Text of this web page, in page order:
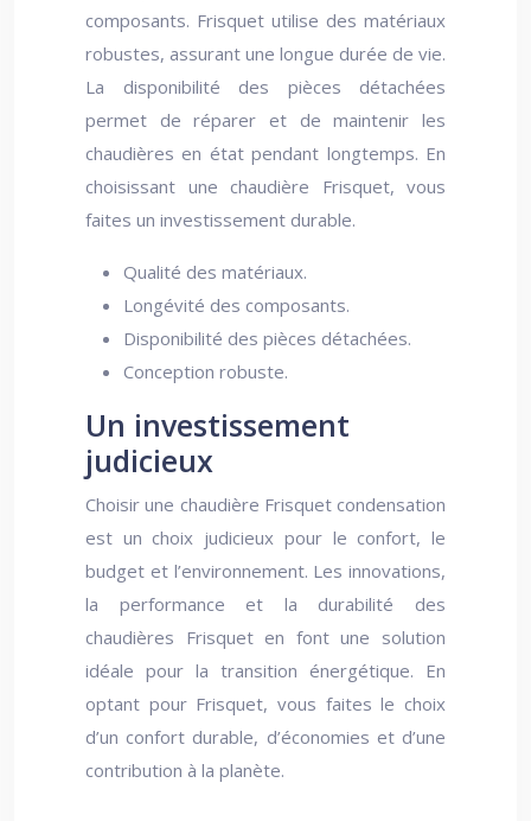
composants. Frisquet utilise des matériaux
robustes, assurant une longue durée de vie.
La disponibilité des pièces détachées
permet de réparer et de maintenir les
chaudières en état pendant longtemps. En
choisissant une chaudière Frisquet, vous
faites un investissement durable.
Qualité des matériaux.
Longévité des composants.
Disponibilité des pièces détachées.
Conception robuste.
Un investissement
judicieux
Choisir une chaudière Frisquet condensation
est un choix judicieux pour le confort, le
budget et l’environnement. Les innovations,
la performance et la durabilité des
chaudières Frisquet en font une solution
idéale pour la transition énergétique. En
optant pour Frisquet, vous faites le choix
d’un confort durable, d’économies et d’une
contribution à la planète.